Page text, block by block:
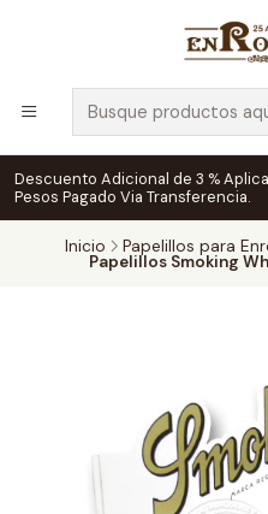
Descuento Adicional de 3 %
Pesos Pagado Via Transferencia.
Inicio Papelillos para
Papelillos Smoking